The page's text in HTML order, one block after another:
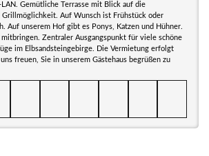
Gemütliche Terrasse mit Blick auf die
Grillmöglichkeit. Auf Wunsch ist Frühstück oder
Auf unserem Hof gibt es Ponys, Katzen und Hühner.
mitbringen. Zentraler Ausgangspunkt für viele schöne
im Elbsandsteingebirge. Die Vermietung erfolgt
freuen, Sie in unserem Gästehaus begrüßen zu